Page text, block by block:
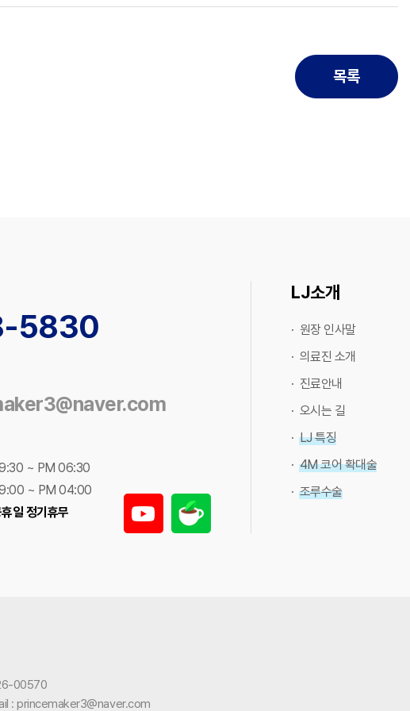
목록
5830
~ PM 06:30
~ PM 04:00
일 정기휴무
LJ소개
· 원장 인사말
· 의료진 소개
· 진료안내
· 오시는 길
· LJ 특징
· 4M 코어 확대술
· 조루수술
00570
: princemaker3@naver.com